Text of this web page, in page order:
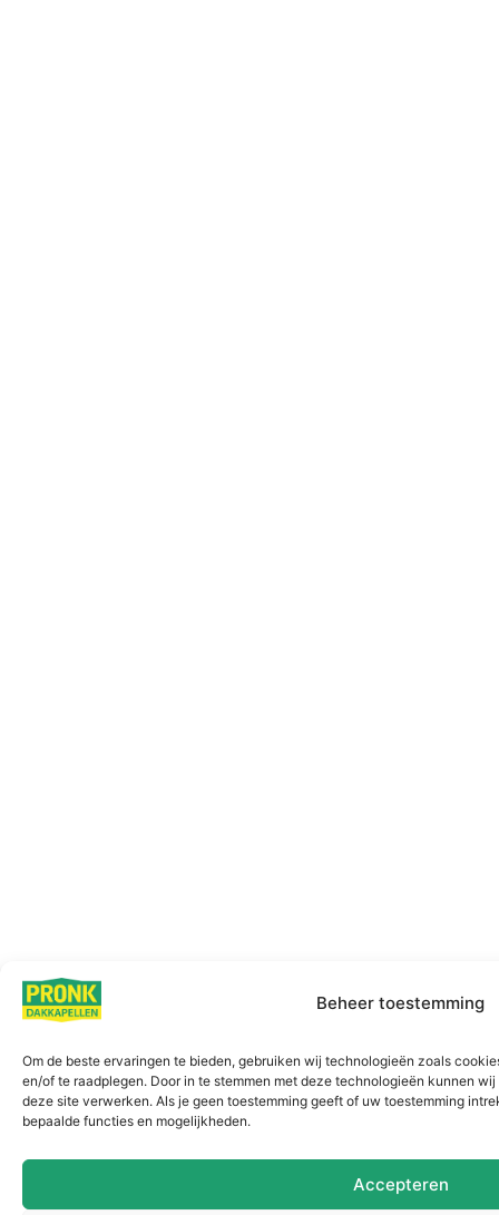
Beheer toestemming
Om de beste ervaringen te bieden, gebruiken wij technologieën zoals
en/of te raadplegen. Door in te stemmen met deze technologieën kunnen
deze site verwerken. Als je geen toestemming geeft of uw toestemming
bepaalde functies en mogelijkheden.
Accepteren